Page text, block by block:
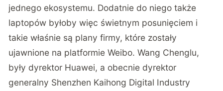
jednego ekosystemu. Dodatnie do niego także
laptopów byłoby więc świetnym posunięciem i
takie właśnie są plany firmy, które zostały
ujawnione na platformie Weibo. Wang Chenglu,
były dyrektor Huawei, a obecnie dyrektor
generalny Shenzhen Kaihong Digital Industry